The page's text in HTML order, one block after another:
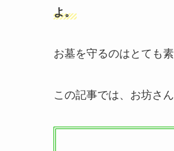
よ。
お墓を守るのはとても
この記事では、お坊さ